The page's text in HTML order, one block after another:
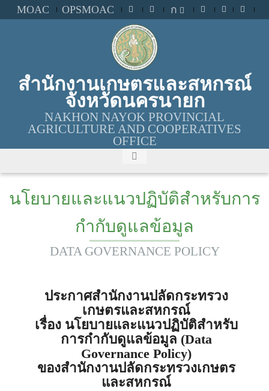
MOAC OPSMOAC ก
สำนักงานเกษตรและสหกรณ์
จังหวัดนครนายก
NAKHON NAYOK PROVINCIAL
AGRICULTURE AND COOPERATIVES
OFFICE
นโยบายและแนวปฏิบัติสำหรับการ
กำกับดูแลข้อมูล
DATA GOVERNANCE POLICY
ประกาศสำนักงานปลัดกระทรวง
เกษตรและสหกรณ์
เรื่อง นโยบายและแนวปฏิบัติสำหรับ
การกำกับดูแลข้อมูล (Data
Governance Policy)
ของสำนักงานปลัดกระทรวงเกษตร
และสหกรณ์